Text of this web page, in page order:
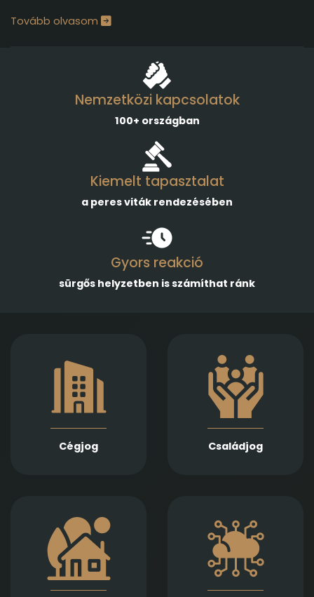
Tovább olvasom
Nemzetközi kapcsolatok
100+ országban
Kiemelt tapasztalat
a peres viták rendezésében
Gyors reakció
sürgős helyzetben is számíthat ránk
Cégjog
módosításában és
átalakulásában
biztosítunk teljes körű
szolgáltatást
Jogi képviseletet
vállalunk
végelszámolás, csőd-
Családjog
megalapozott jogi
támogatást nyújtunk
házassági bontóper,
vagyonmegosztás,
tartásdíj,
gyermekelhelyezés,
szülői felügyelet,
apasági vélelem,
Ingatlan adásvétel,
ajándékozás, bérlet,
fejlesztés és
beruházási
szerződések szakértő
jogi előkészítését és
technológiai
szerződések,
adatvédelmi és
szoftverjogi kérdések,
AI -val kapcsolatos